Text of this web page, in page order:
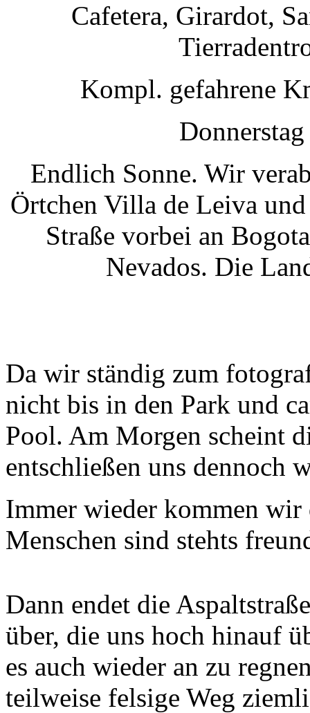
Cafetera, Girardot,
Kompl. gefahrene
Endlich Sonne. Wir
Örtchen Villa de Leiva
Straße vorbei an
Nevados. Die
Da wir ständig zum
nicht bis in den Park und
Pool. Am Morgen scheint
entschließen uns dennoch
Immer wieder kommen
Menschen sind stehts
Dann endet die
über, die uns hoch hinauf
es auch wieder an zu
teilweise felsige Weg